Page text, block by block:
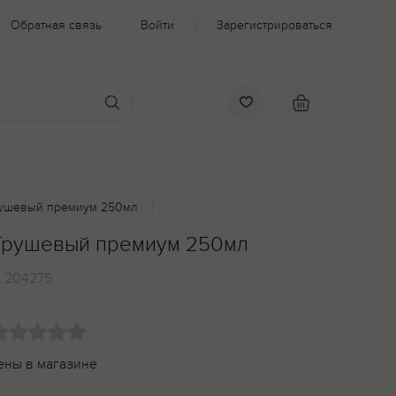
Обратная связь Войти Зарегистрироваться
премиум 250мл
премиум 250мл
204275
в магазине